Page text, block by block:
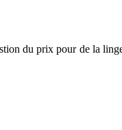
du prix pour de la